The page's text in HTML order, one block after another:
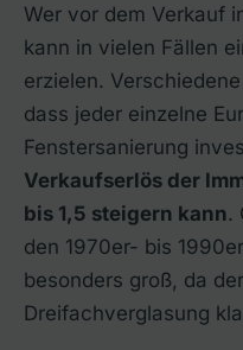
Wer vor dem Verkauf
kann in vielen Fällen
erzielen.
dass jeder einzelne
Fenstersanierung
Verkaufserlös der
bis 1,5 steigern kann.
den 1970er- bis
besonders groß, da
Dreifachverglasung